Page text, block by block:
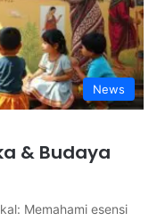
News
& Budaya
Memahami esensi